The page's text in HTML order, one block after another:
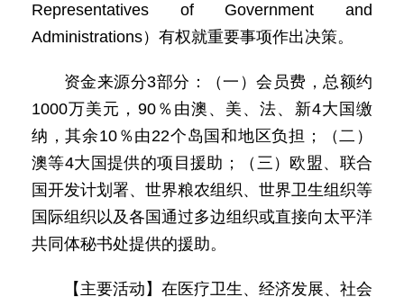
Representatives of Government and
Administrations）有权就重要事项作出决策。
资金来源分3部分：（一）会员费，总额约
1000万美元，90％由澳、美、法、新4大国缴
纳，其余10％由22个岛国和地区负担；（二）
澳等4大国提供的项目援助；（三）欧盟、联合
国开发计划署、世界粮农组织、世界卫生组织等
国际组织以及各国通过多边组织或直接向太平洋
共同体秘书处提供的援助。
【主要活动】在医疗卫生、经济发展、社会